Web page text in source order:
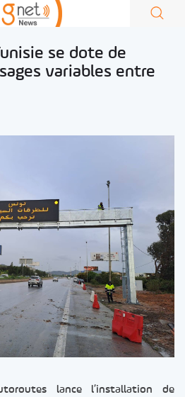
se dote de
variables entre
lance l’installation de